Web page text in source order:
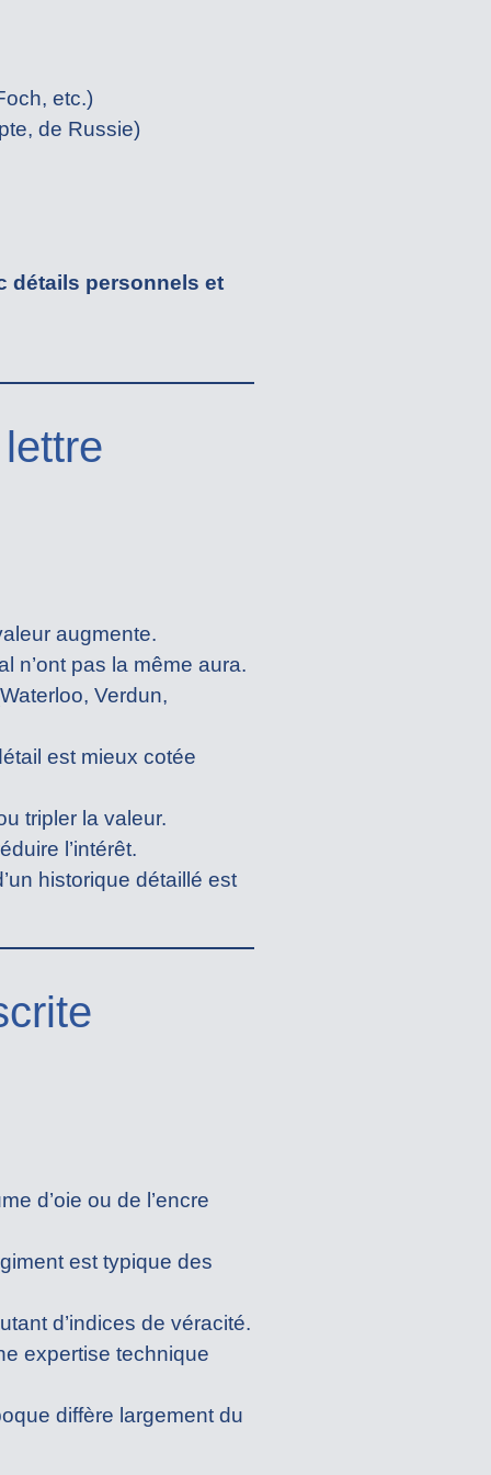
etc.)
de Russie)
détails personnels et
augmente.
n’ont pas la même aura.
Verdun,
est mieux cotée
tripler la valeur.
l’intérêt.
historique détaillé est
d’oie ou de l’encre
est typique des
d’indices de véracité.
expertise technique
diffère largement du